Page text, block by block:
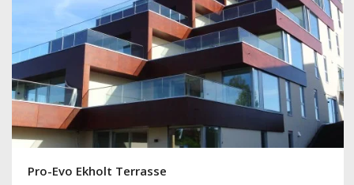
Pro-Evo Ekholt Terrasse